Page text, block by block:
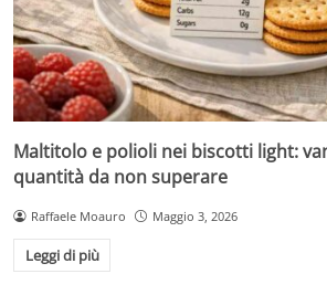
Maltitolo e polioli nei biscotti light:
quantità da non superare
Raffaele Moauro Maggio 3, 2026
Leggi di più